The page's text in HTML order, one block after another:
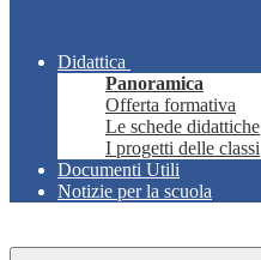
Didattica
Panoramica
Offerta formativa
Le schede didattiche
I progetti delle classi
Documenti Utili
Notizie per la scuola